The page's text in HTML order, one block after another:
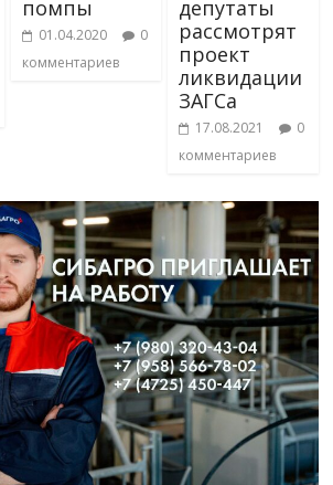
помпы
01.04.2020
0
комментариев
депутаты
рассмотрят
проект
ликвидации
ЗАГСа
17.08.2021
0
комментариев